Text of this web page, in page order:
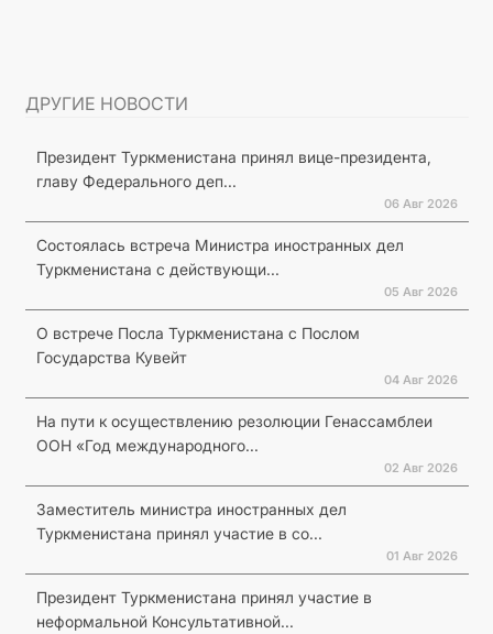
ДРУГИЕ НОВОСТИ
Президент Туркменистана принял вице-президента,
главу Федерального деп...
06 Авг 2026
Состоялась встреча Министра иностранных дел
Туркменистана с действующи...
05 Авг 2026
О встрече Посла Туркменистана с Послом
Государства Кувейт
04 Авг 2026
На пути к осуществлению резолюции Генассамблеи
ООН «Год международного...
02 Авг 2026
Заместитель министра иностранных дел
Туркменистана принял участие в со...
01 Авг 2026
Президент Туркменистана принял участие в
неформальной Консультативной...